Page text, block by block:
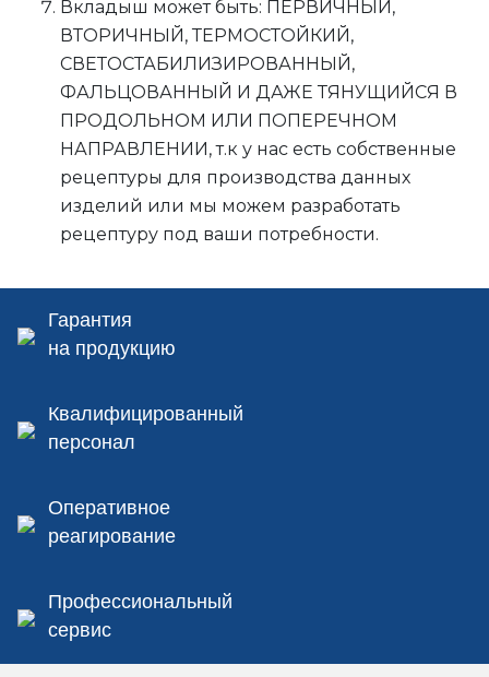
Вкладыш может быть: ПЕРВИЧНЫЙ,
ВТОРИЧНЫЙ, ТЕРМОСТОЙКИЙ,
СВЕТОСТАБИЛИЗИРОВАННЫЙ,
ФАЛЬЦОВАННЫЙ И ДАЖЕ ТЯНУЩИЙСЯ В
ПРОДОЛЬНОМ ИЛИ ПОПЕРЕЧНОМ
НАПРАВЛЕНИИ, т.к у нас есть собственные
рецептуры для производства данных
изделий или мы можем разработать
рецептуру под ваши потребности.
Гарантия
на продукцию
Квалифицированный
персонал
Оперативное
реагирование
Профессиональный
сервис